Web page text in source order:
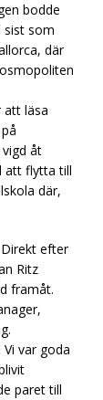
bodde
sist som
där
att läsa
åt
att flytta till
där,
efter
Ritz
framåt.
var goda
paret till